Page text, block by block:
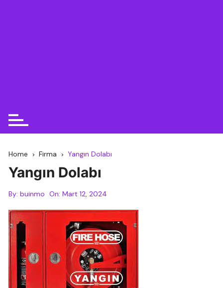
Home Firma Yangın Dolabı
Yangın Dolabı
By: buinmo On:Mart 12, 2024